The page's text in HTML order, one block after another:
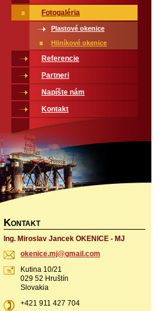
Fotogaléria
Plastové okenice
Hliníkové okenice
Referencie
Partneri
Napíšte nám
Kontakt
KONTAKT
Ing. Miroslav Jancek OKENICE - MJ
okenice.mj@gmail .com
Kutina 10/21
029 52 Hruštín
Slovakia
+421 911 427 704